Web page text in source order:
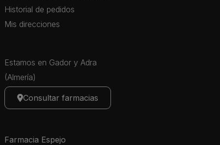
Historial de pedidos
Mis direcciones
Estamos en Gador y Adra
(Almería)
Consultar farmacias
Farmacia Espejo